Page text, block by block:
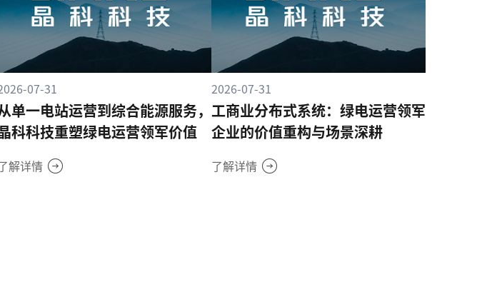
07-31
单一电站运营到综合能源服务，
科科技重塑绿电运营领军价值
解详情
2026-07-31
工商业分布式系统：绿电运营领军
企业的价值重构与场景深耕
了解详情